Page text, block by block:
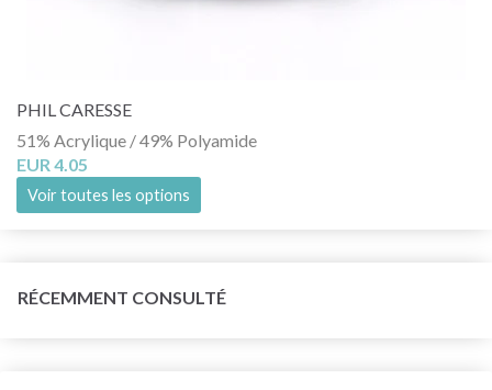
PHIL CARESSE
51% Acrylique / 49% Polyamide
EUR 4.05
Voir toutes les options
RÉCEMMENT CONSULTÉ